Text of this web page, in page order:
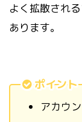
よく拡散され
あります。
ポイント
アカウ